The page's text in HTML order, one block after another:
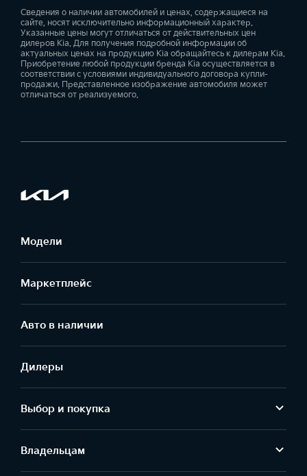
Сведения о наличии автомобилей и ценах, содержащиеся на
сайте, носят исключительно информационный характер.
Указанные цены могут отличаться от действительных цен
дилеров Kia. Для получения подробной информации об
актуальных ценах на продукцию Kia обращайтесь к дилерам Kia.
Приобретение любой продукции бренда Kia осуществляется в
соответствии с условиями индивидуального договора купли-
продажи. Представленное изображение автомобиля может
отличаться от реализуемого.
Модели
Маркетплейс
Aвто в наличии
Дилеры
Выбор и покупка
Владельцам